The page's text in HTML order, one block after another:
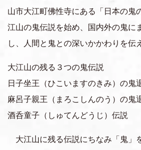
山市大江町佛性寺にある「日本の鬼
江山の鬼伝説を始め、国内外の鬼に
し、人間と鬼との深いかかわりを伝
大江山の残る３つの鬼伝説
日子坐王（ひこいますのきみ）の鬼
麻呂子親王（まろこしんのう）の鬼
酒呑童子（しゅてんどうじ）伝説
大江山に残る伝説にちなみ「鬼」